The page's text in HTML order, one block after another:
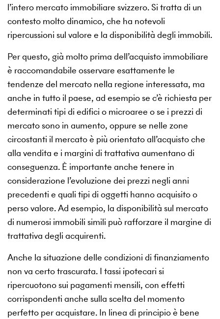
l’intero mercato immobiliare svizzero. Si tratta di un
contesto molto dinamico, che ha notevoli
ripercussioni sul valore e la disponibilità degli immobili.
Per questo, già molto prima dell’acquisto immobiliare
è raccomandabile osservare esattamente le
tendenze del mercato nella regione interessata, ma
anche in tutto il paese, ad esempio se c’è richiesta per
determinati tipi di edifici o microaree o se i prezzi di
mercato sono in aumento, oppure se nelle zone
circostanti il mercato è più orientato all’acquisto che
alla vendita e i margini di trattativa aumentano di
conseguenza. È importante anche tenere in
considerazione l’evoluzione dei prezzi negli anni
precedenti e quali tipi di oggetti hanno acquisito o
perso valore. Ad esempio, la disponibilità sul mercato
di numerosi immobili simili può rafforzare il margine di
trattativa degli acquirenti.
Anche la situazione delle condizioni di finanziamento
non va certo trascurata. I tassi ipotecari si
ripercuotono sui pagamenti mensili, con effetti
corrispondenti anche sulla scelta del momento
perfetto per acquistare. In linea di principio è bene